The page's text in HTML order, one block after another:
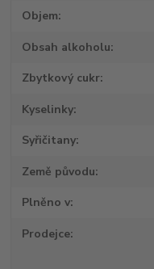
Objem
Obsah alkoholu
Zbytkový cukr
Kyselinky
Syřičitany
Země původu
Plněno v
Prodejce